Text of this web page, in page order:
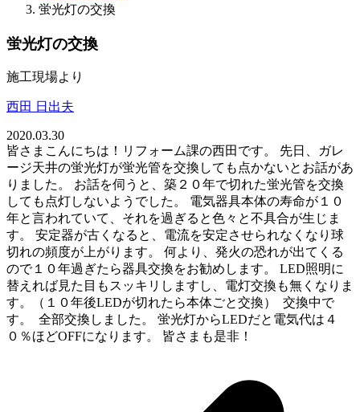
蛍光灯の交換
蛍光灯の交換
施工現場より
西田 日出夫
2020.03.30
皆さまこんにちは！リフォーム課の西田です。 先日、ガレ
ージ天井の蛍光灯が蛍光管を交換しても点かないとお話があ
りました。 お話を伺うと、築２０年で切れた蛍光管を交換
しても点灯しないようでした。 電気器具本体の寿命が１０
年と言われていて、それを過ぎると色々と不具合が生じま
す。 安定器が古くなると、電流を安定させられなくなり球
切れの頻度が上がります。 何より、発火の恐れが出てくる
ので１０年過ぎたら器具交換をお勧めします。 LED照明に
替えれば見た目もスッキリしますし、電灯交換も無くなりま
す。（１０年後LEDが切れたら本体ごと交換）
交換中で
す。
全部交換しました。 蛍光灯からLEDだと電気代は４
０％ほどOFFになります。 皆さまも是非！